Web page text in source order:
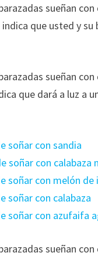
sueñan
que usted y su
sueñan
que dará a luz a
soñar con sandia
soñar con calabaza
soñar con melón de
soñar con calabaza
soñar con azufaifa
sueñan